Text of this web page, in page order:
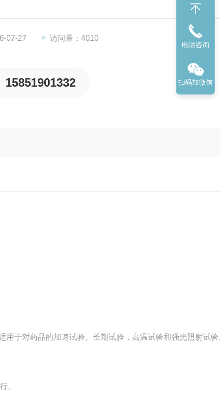
度准确可靠，波动度小。
07-27 访问量：4010
15851901332
于对药品的加速试验。长期试验，高温试验和强光照射试验
。
电话咨询
扫码加微信